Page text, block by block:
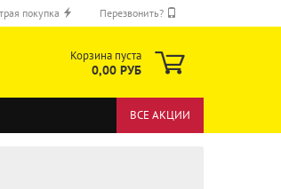
покупка Перезвонить?
Корзина пуста
0,00 РУБ
ВСЕ АКЦИИ